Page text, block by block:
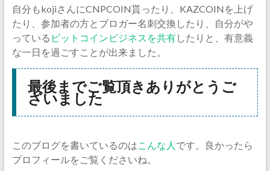
自分もkojiさんにCNPCOIN貰ったり、KAZCOINを上げ
たり、参加者の方とブロガー名刺交換したり、自分がや
っている ビットコインビジネスを共有したりと、有意義
な一日を過ごすことが出来ました。
最後までご覧頂きありがとうご
ざいました
このブログを書いているのはこんな人 です。良かったら
プロフィールをご覧くださいね。